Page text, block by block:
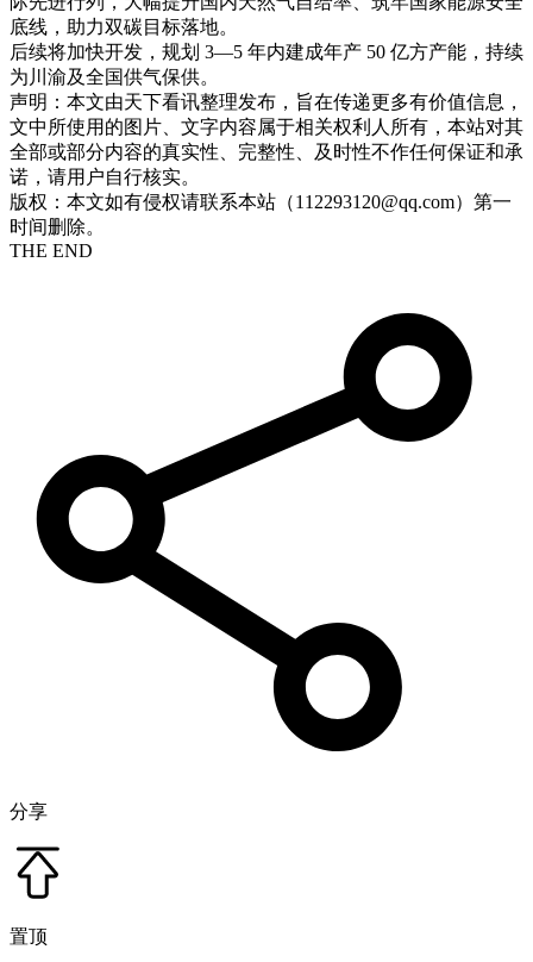
底线，助力双碳目标落地。
后续将加快开发，规划 3—5 年内建成年产 50 亿方产能，持续
为川渝及全国供气保供。
声明：本文由天下看讯整理发布，旨在传递更多有价值信息，
文中所使用的图片、文字内容属于相关权利人所有，本站对其
全部或部分内容的真实性、完整性、及时性不作任何保证和承
诺，请用户自行核实。
版权：本文如有侵权请联系本站（112293120@qq.com）第一
时间删除。
THE END
分享
置顶